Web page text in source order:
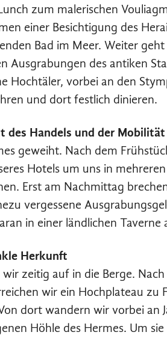
zum malerischen
einer Besichtigung des
Bad im Meer. Weiter
Ausgrabungen des antiken
Hochtäler, vorbei an den
und dort festlich dinieren.
des Handels und der Mobilität
geweiht. Nach dem
Hotels um uns in
Erst am Nachmittag
vergessene
in einer ländlichen Taverne
Herkunft
zeitig auf in die Berge.
wir ein Hochplateau zu
dort wandern wir vorbei an
Höhle des Hermes. Um